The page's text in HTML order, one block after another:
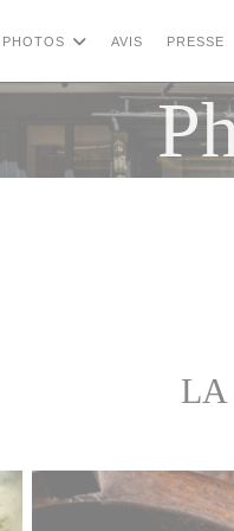
PHOTOS AVIS PRESSE
LA